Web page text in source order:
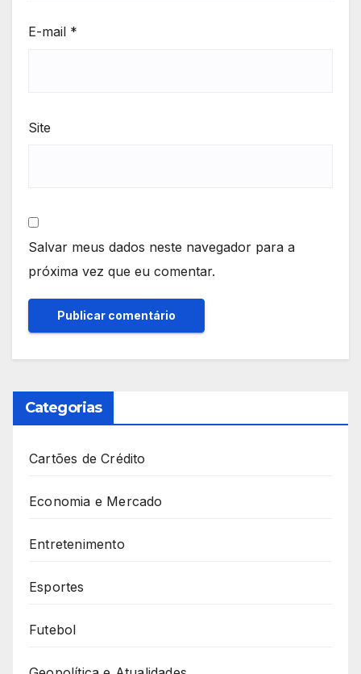
E-mail *
Site
Salvar meus dados neste navegador para a
próxima vez que eu comentar.
Categorias
Cartões de Crédito
Economia e Mercado
Entretenimento
Esportes
Futebol